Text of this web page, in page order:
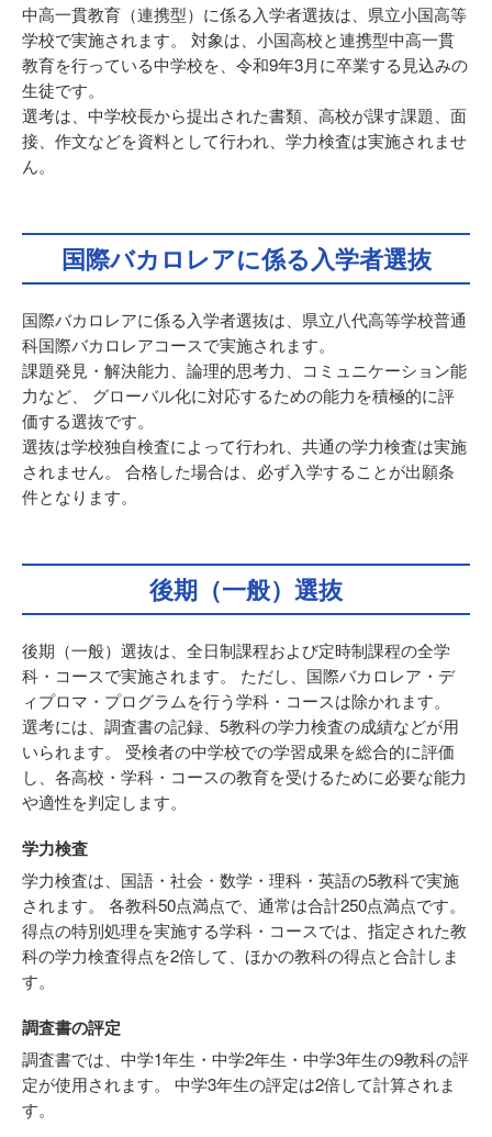
中高一貫教育（連携型）に係る入学者選抜は、県立小国高等
学校で実施されます。 対象は、小国高校と連携型中高一貫
教育を行っている中学校を、令和9年3月に卒業する見込みの
生徒です。
選考は、中学校長から提出された書類、高校が課す課題、面
接、作文などを資料として行われ、学力検査は実施されませ
ん。
国際バカロレアに係る入学者選抜
国際バカロレアに係る入学者選抜は、県立八代高等学校普通
科国際バカロレアコースで実施されます。
課題発見・解決能力、論理的思考力、コミュニケーション能
力など、 グローバル化に対応するための能力を積極的に評
価する選抜です。
選抜は学校独自検査によって行われ、共通の学力検査は実施
されません。 合格した場合は、必ず入学することが出願条
件となります。
後期（一般）選抜
後期（一般）選抜は、全日制課程および定時制課程の全学
科・コースで実施されます。 ただし、国際バカロレア・デ
ィプロマ・プログラムを行う学科・コースは除かれます。
選考には、調査書の記録、5教科の学力検査の成績などが用
いられます。 受検者の中学校での学習成果を総合的に評価
し、各高校・学科・コースの教育を受けるために必要な能力
や適性を判定します。
学力検査
学力検査は、国語・社会・数学・理科・英語の5教科で実施
されます。 各教科50点満点で、通常は合計250点満点です。
得点の特別処理を実施する学科・コースでは、指定された教
科の学力検査得点を2倍して、ほかの教科の得点と合計しま
す。
調査書の評定
調査書では、中学1年生・中学2年生・中学3年生の9教科の評
定が使用されます。 中学3年生の評定は2倍して計算されま
す。